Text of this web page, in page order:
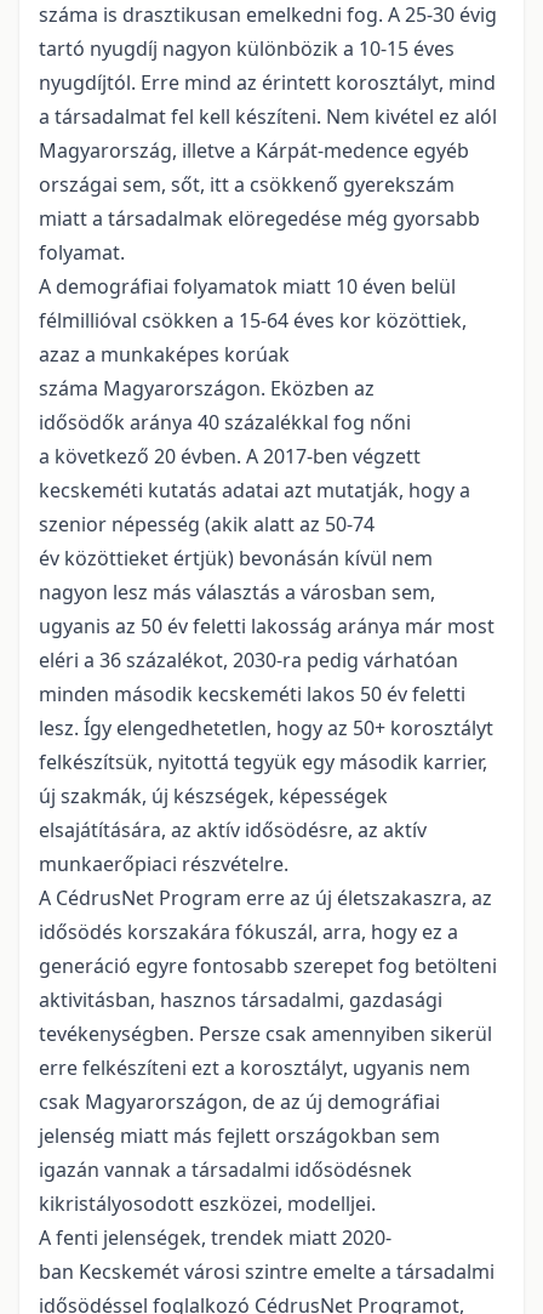
száma is drasztikusan emelkedni fog. A 25-30 évig
tartó nyugdíj nagyon különbözik a 10-15 éves
nyugdíjtól. Erre mind az érintett korosztályt, mind
a társadalmat fel kell készíteni. Nem kivétel ez alól
Magyarország, illetve a Kárpát-medence egyéb
országai sem, sőt, itt a csökkenő gyerekszám
miatt a társadalmak elöregedése még gyorsabb
folyamat.
A demográfiai folyamatok miatt 10 éven belül
félmillióval csökken a 15-64 éves kor közöttiek,
azaz a munkaképes korúak
száma Magyarországon. Eközben az
idősödők aránya 40 százalékkal fog nőni
a következő 20 évben. A 2017-ben végzett
kecskeméti kutatás adatai azt mutatják, hogy a
szenior népesség (akik alatt az 50-74
év közöttieket értjük) bevonásán kívül nem
nagyon lesz más választás a városban sem,
ugyanis az 50 év feletti lakosság aránya már most
eléri a 36 százalékot, 2030-ra pedig várhatóan
minden második kecskeméti lakos 50 év feletti
lesz. Így elengedhetetlen, hogy az 50+ korosztályt
felkészítsük, nyitottá tegyük egy második karrier,
új szakmák, új készségek, képességek
elsajátítására, az aktív idősödésre, az aktív
munkaerőpiaci részvételre.
A CédrusNet Program erre az új életszakaszra, az
idősödés korszakára fókuszál, arra, hogy ez a
generáció egyre fontosabb szerepet fog betölteni
aktivitásban, hasznos társadalmi, gazdasági
tevékenységben. Persze csak amennyiben sikerül
erre felkészíteni ezt a korosztályt, ugyanis nem
csak Magyarországon, de az új demográfiai
jelenség miatt más fejlett országokban sem
igazán vannak a társadalmi idősödésnek
kikristályosodott eszközei, modelljei.
A fenti jelenségek, trendek miatt 2020-
ban Kecskemét városi szintre emelte a társadalmi
idősödéssel foglalkozó CédrusNet Programot,